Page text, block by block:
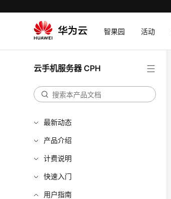
智果园 活动
云手机服务器 CPH
最新动态
产品介绍
计费说明
快速入门
用户指南